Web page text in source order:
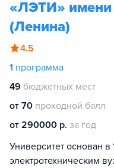
«ЛЭТИ» имени
(Ленина)
4.5
1 программа
49 бюджетных мест
от 70 проходной балл
от 290000 р. за год
Университет основан
электротехническим